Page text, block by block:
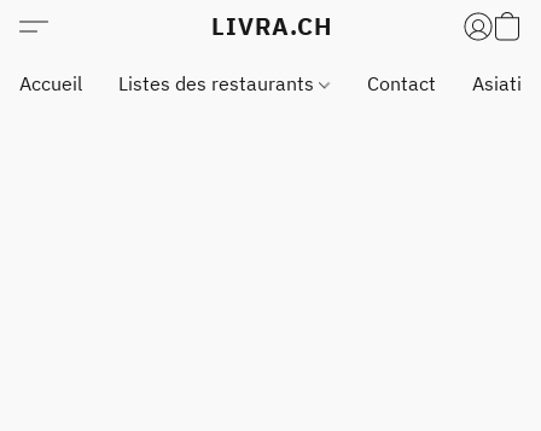
LIVRA.CH
Accueil Listes des restaurants Contact